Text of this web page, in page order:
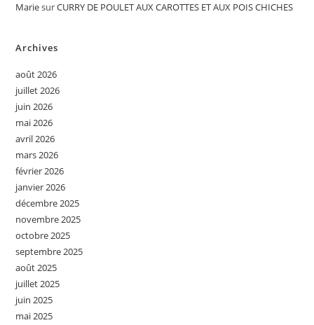
MariesurCURRY DE POULET AUX CAROTTES ET AUX POIS CHICHES
Archives
août 2026
juillet 2026
juin 2026
mai 2026
avril 2026
mars 2026
février 2026
janvier 2026
décembre 2025
novembre 2025
octobre 2025
septembre 2025
août 2025
juillet 2025
juin 2025
mai 2025